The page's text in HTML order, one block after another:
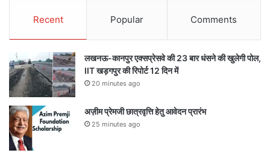
Recent Popular Comments
लखनऊ-कानपुर एक्सप्रेसवे की 23 बार धंसने की खुलेगी पोल,
IIT खड़गपुर की रिपोर्ट 12 दिन में
20 minutes ago
अज़ीम प्रेमजी छात्रवृत्ति हेतु आवेदन प्रारंभ
25 minutes ago